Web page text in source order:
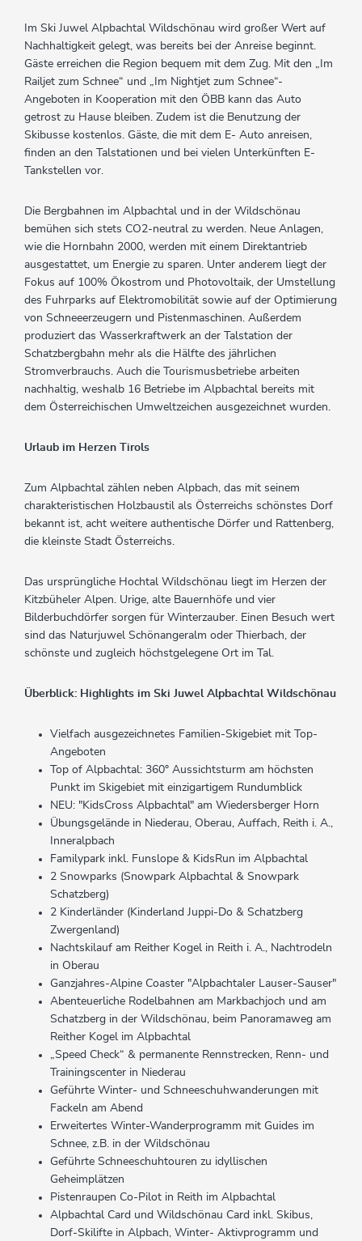
Im Ski Juwel Alpbachtal Wildschönau wird großer Wert auf
Nachhaltigkeit gelegt, was bereits bei der Anreise beginnt.
Gäste erreichen die Region bequem mit dem Zug. Mit den „Im
Railjet zum Schnee“ und „Im Nightjet zum Schnee“-
Angeboten in Kooperation mit den ÖBB kann das Auto
getrost zu Hause bleiben. Zudem ist die Benutzung der
Skibusse kostenlos. Gäste, die mit dem E- Auto anreisen,
finden an den Talstationen und bei vielen Unterkünften E-
Tankstellen vor.
Die Bergbahnen im Alpbachtal und in der Wildschönau
bemühen sich stets CO2-neutral zu werden. Neue Anlagen,
wie die Hornbahn 2000, werden mit einem Direktantrieb
ausgestattet, um Energie zu sparen. Unter anderem liegt der
Fokus auf 100% Ökostrom und Photovoltaik, der Umstellung
des Fuhrparks auf Elektromobilität sowie auf der Optimierung
von Schneeerzeugern und Pistenmaschinen. Außerdem
produziert das Wasserkraftwerk an der Talstation der
Schatzbergbahn mehr als die Hälfte des jährlichen
Stromverbrauchs. Auch die Tourismusbetriebe arbeiten
nachhaltig, weshalb 16 Betriebe im Alpbachtal bereits mit
dem Österreichischen Umweltzeichen ausgezeichnet wurden.
Urlaub im Herzen Tirols
Zum Alpbachtal zählen neben Alpbach, das mit seinem
charakteristischen Holzbaustil als Österreichs schönstes Dorf
bekannt ist, acht weitere authentische Dörfer und Rattenberg,
die kleinste Stadt Österreichs.
Das ursprüngliche Hochtal Wildschönau liegt im Herzen der
Kitzbüheler Alpen. Urige, alte Bauernhöfe und vier
Bilderbuchdörfer sorgen für Winterzauber. Einen Besuch wert
sind das Naturjuwel Schönangeralm oder Thierbach, der
schönste und zugleich höchstgelegene Ort im Tal.
Überblick: Highlights im Ski Juwel Alpbachtal Wildschönau
Vielfach ausgezeichnetes Familien-Skigebiet mit Top-
Angeboten
Top of Alpbachtal: 360° Aussichtsturm am höchsten
Punkt im Skigebiet mit einzigartigem Rundumblick
NEU: "KidsCross Alpbachtal" am Wiedersberger Horn
Übungsgelände in Niederau, Oberau, Auffach, Reith i. A.,
Inneralpbach
Familypark inkl. Funslope & KidsRun im Alpbachtal
2 Snowparks (Snowpark Alpbachtal & Snowpark
Schatzberg)
2 Kinderländer (Kinderland Juppi-Do & Schatzberg
Zwergenland)
Nachtskilauf am Reither Kogel in Reith i. A., Nachtrodeln
in Oberau
Ganzjahres-Alpine Coaster "Alpbachtaler Lauser-Sauser"
Abenteuerliche Rodelbahnen am Markbachjoch und am
Schatzberg in der Wildschönau, beim Panoramaweg am
Reither Kogel im Alpbachtal
„Speed Check“ & permanente Rennstrecken, Renn- und
Trainingscenter in Niederau
Geführte Winter- und Schneeschuhwanderungen mit
Fackeln am Abend
Erweitertes Winter-Wanderprogramm mit Guides im
Schnee, z.B. in der Wildschönau
Geführte Schneeschuhtouren zu idyllischen
Geheimplätzen
Pistenraupen Co-Pilot in Reith im Alpbachtal
Alpbachtal Card und Wildschönau Card inkl. Skibus,
Dorf-Skilifte in Alpbach, Winter- Aktivprogramm und